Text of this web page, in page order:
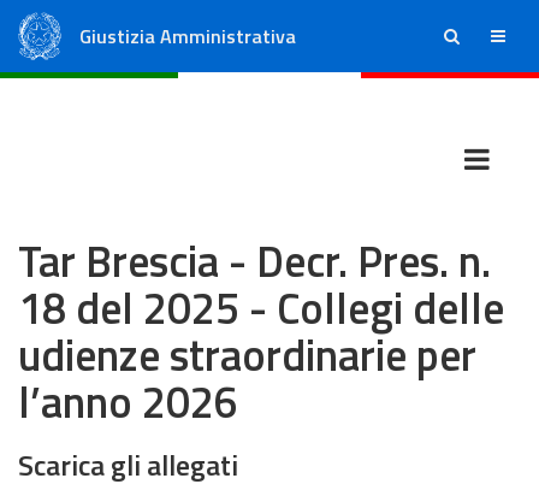
Giustizia Amministrativa ricerca menu
Tar Brescia - Decr. Pres. n.
18 del 2025 - Collegi delle
udienze straordinarie per
l’anno 2026
Scarica gli allegati